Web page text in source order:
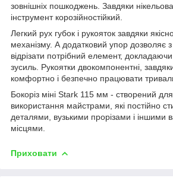
зовнішніх пошкоджень. Завдяки
інструмент корозійностійкий.
Легкий рух губок і рукояток завдяки
механізму. А додатковий упор дозволяє
відрізати потрібний елемент,
зусиль. Рукоятки двокомпонентні,
комфортно і безпечно працювати
Бокоріз міні Stark 115 мм - створений
використання майстрами, які постійно
деталями, вузькими прорізами і іншими
місцями.
Приховати